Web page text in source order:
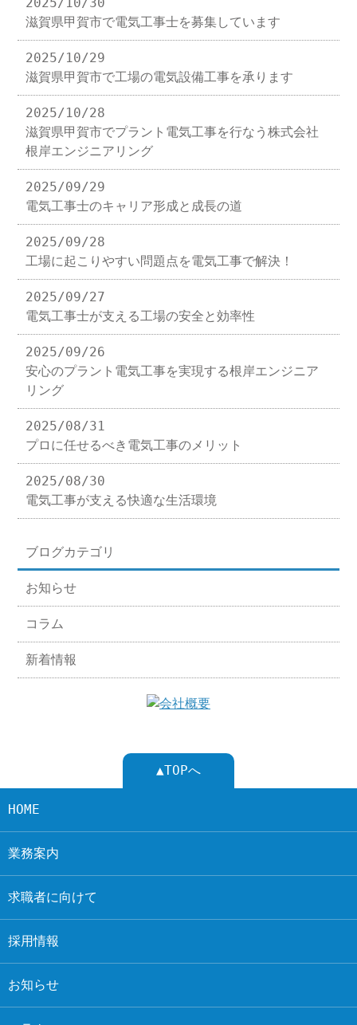
滋賀県甲賀市で電気工事士を募集しています
2025/10/29
滋賀県甲賀市で工場の電気設備工事を承ります
2025/10/28
滋賀県甲賀市でプラント電気工事を行なう株式会社
根岸エンジニアリング
2025/09/29
電気工事士のキャリア形成と成長の道
2025/09/28
工場に起こりやすい問題点を電気工事で解決！
2025/09/27
電気工事士が支える工場の安全と効率性
2025/09/26
安心のプラント電気工事を実現する根岸エンジニア
リング
2025/08/31
プロに任せるべき電気工事のメリット
2025/08/30
電気工事が支える快適な生活環境
ブログカテゴリ
お知らせ
コラム
新着情報
▲TOPへ
HOME
業務案内
求職者に向けて
採用情報
お知らせ